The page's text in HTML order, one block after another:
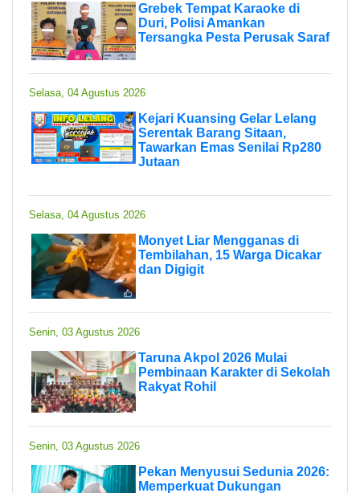
Grebek Tempat Karaoke di
Duri, Polisi Amankan
Tersangka Pesta Perusak Saraf
Selasa, 04 Agustus 2026
Kejari Kuansing Gelar Lelang
Serentak Barang Sitaan,
Tawarkan Emas Senilai Rp280
Jutaan
Selasa, 04 Agustus 2026
Monyet Liar Mengganas di
Tembilahan, 15 Warga Dicakar
dan Digigit
Senin, 03 Agustus 2026
Taruna Akpol 2026 Mulai
Pembinaan Karakter di Sekolah
Rakyat Rohil
Senin, 03 Agustus 2026
Pekan Menyusui Sedunia 2026:
Memperkuat Dukungan